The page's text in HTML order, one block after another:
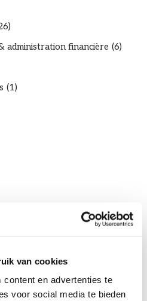
van cookies
en advertenties te
voor social media te bieden
administration financière (6)
(1)